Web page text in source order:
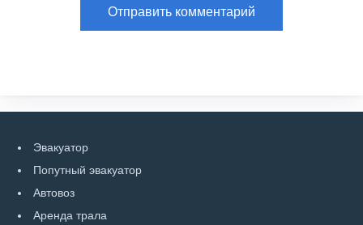
Эвакуатор
Попутный эвакуатор
Автовоз
Аренда трала